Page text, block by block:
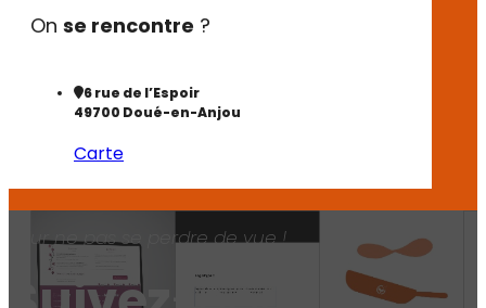
On se rencontre ?
6 rue de l’Espoir
49700 Doué-en-Anjou
Carte
Pour ne pas se perdre de vue !